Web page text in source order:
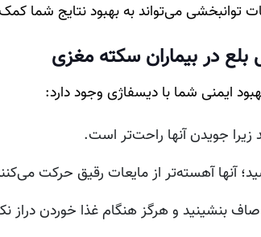
توانبخشی می‌تواند به بهبود نتایج شما
بلع در بیماران سکته مغزی
ایمنی شما با دیسفاژی وجود دارد:
زیرا جویدن آنها راحت‌تر است.
آنها آهسته‌تر از مایعات رقیق حرکت
بنشینید و هرگز هنگام غذا خوردن دراز